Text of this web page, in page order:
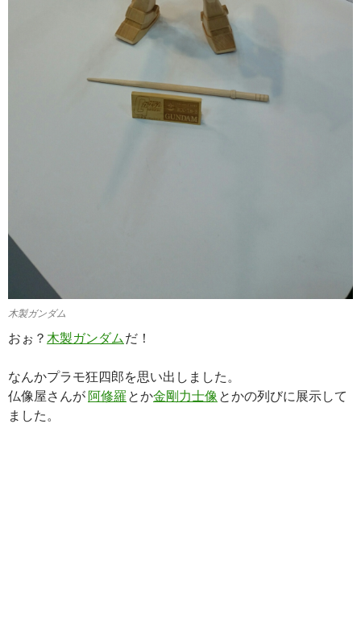
木製ガンダム
おぉ？ 木製ガンダム だ！
なんかプラモ狂四郎を思い出しました。
仏像屋さんが 阿修羅 とか金剛力士像 とかの列びに展示して
ました。